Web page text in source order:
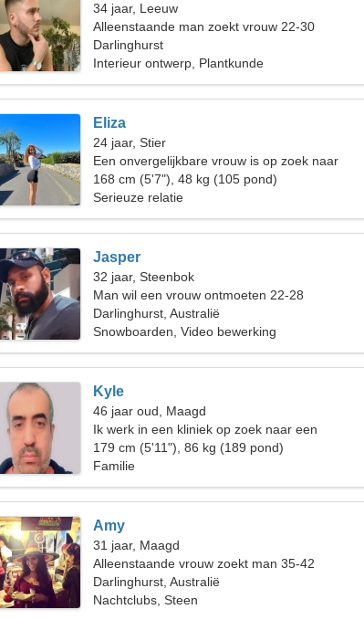
34 jaar, Leeuw
Alleenstaande man zoekt vrouw 22-30
Darlinghurst
Interieur ontwerp, Plantkunde
Eliza
24 jaar, Stier
Een onvergelijkbare vrouw is op zoek naar
een relatie
168 cm (5'7"), 48 kg (105 pond)
Serieuze relatie
Jasper
32 jaar, Steenbok
Man wil een vrouw ontmoeten 22-28
Darlinghurst, Australië
Snowboarden, Video bewerking
Kyle
46 jaar oud, Maagd
Ik werk in een kliniek op zoek naar een
speelse vrouw
179 cm (5'11"), 86 kg (189 pond)
Familie
Amy
31 jaar, Maagd
Alleenstaande vrouw zoekt man 35-42
Darlinghurst, Australië
Nachtclubs, Steen